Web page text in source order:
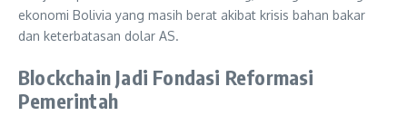
ekonomi Bolivia yang masih berat akibat krisis bahan bakar
dan keterbatasan dolar AS.
Blockchain Jadi Fondasi Reformasi
Pemerintah